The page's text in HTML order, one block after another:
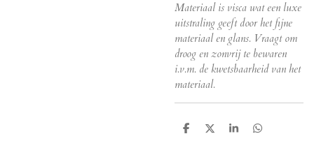
Materiaal is visca wat een luxe
uitstraling geeft door het fijne
materiaal en glans. Vraagt om
droog en zonvrij te bewaren
i.v.m. de kwetsbaarheid van het
materiaal.
D
D
S
D